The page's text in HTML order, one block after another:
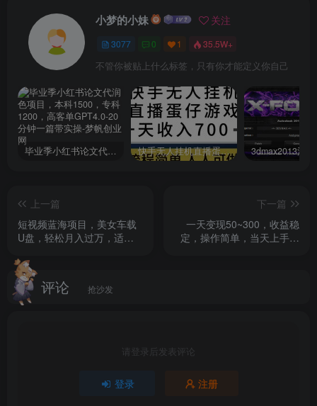
小梦的小妹 关注
3077 0 1 35.5W+
不管你被贴上什么标签，只有你才能定义你自己
毕业季小红书论文代润色项目，本科1500，专科1200，高客单GPT4.0-20分钟一篇带实操 快手无人挂机直播蛋仔游戏，一天收入700+流程简单人人可做（送10G素材）
上一篇
短视频蓝海项目，美女车载
U盘，轻松月入过万，适合0
下一篇
一天变现50~300，收益稳
定，操作简单，当天上手见
评论 抢沙发
请登录后发表评论
登录 注册